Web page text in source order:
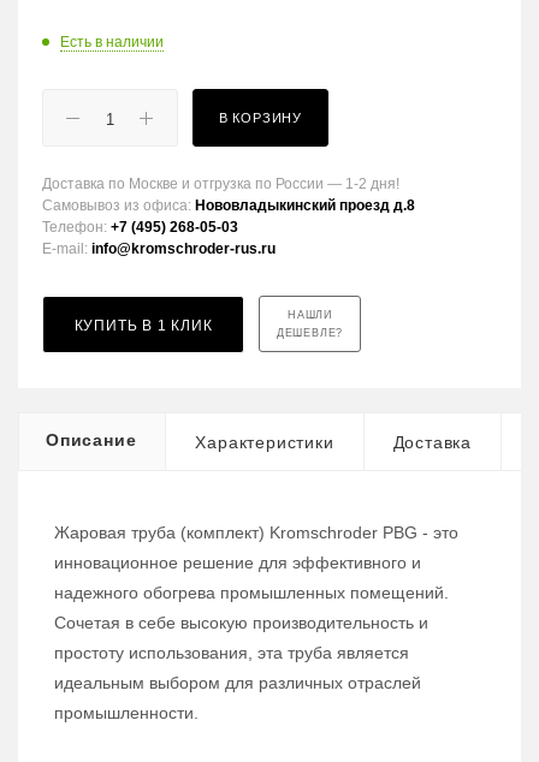
Есть в наличии
В КОРЗИНУ
Доставка по Москве и отгрузка по России — 1-2 дня!
Самовывоз из офиса: Нововладыкинский проезд д.8
Телефон: +7 (495) 268-05-03
E-mail: info@kromschroder-rus.ru
КУПИТЬ В 1 КЛИК
НАШЛИ
ДЕШЕВЛЕ?
Описание Характеристики Доставка
Жаровая труба (комплект) Kromschroder PBG - это
инновационное решение для эффективного и
надежного обогрева промышленных помещений.
Сочетая в себе высокую производительность и
простоту использования, эта труба является
идеальным выбором для различных отраслей
промышленности.